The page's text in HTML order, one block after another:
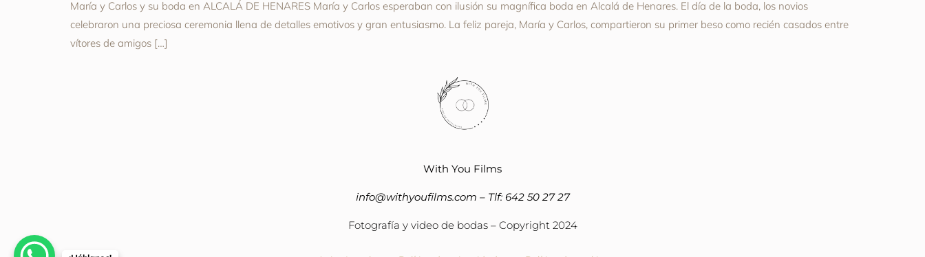
María y Carlos y su boda en ALCALÁ DE HENARES María y Carlos esperaban con ilusión su magnífica boda en Alcalá de Henares. El día de la boda, los novios
celebraron una preciosa ceremonia llena de detalles emotivos y gran entusiasmo. La feliz pareja, María y Carlos, compartieron su primer beso como recién casados entre
vítores de amigos […]
With You Films
info@withyoufilms.com – Tlf: 642 50 27 27
Fotografía y video de bodas – Copyright 2024